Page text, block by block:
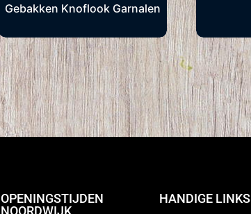
Gebakken Knoflook Garnalen
OPENINGSTIJDEN
HANDIGE LINKS